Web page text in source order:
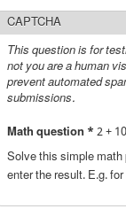
CAPTCHA
This question is for
not you are a human
prevent automated
submissions.
Math question * 2 +
Solve this simple math
enter the result. E.g. for